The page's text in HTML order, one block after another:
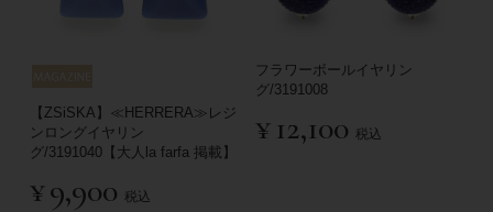
【ZSiSKA】≪HERRERA≫レジ
ンロングイヤリン
グ/3191040【大人la farfa 掲載】
¥9,900 税込
フラワーボールイヤリン
グ/3191008
¥ 12,100 税込